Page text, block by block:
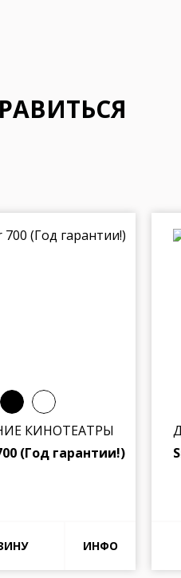
КИНОТЕАТРЫ
(Год гарантии!)
ИНФО